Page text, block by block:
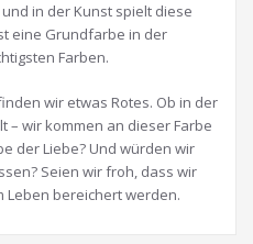
in der Kunst spielt diese
eine Grundfarbe in der
Farben.
wir etwas Rotes. Ob in der
– wir kommen an dieser Farbe
der Liebe? Und würden wir
Seien wir froh, dass wir
Leben bereichert werden.